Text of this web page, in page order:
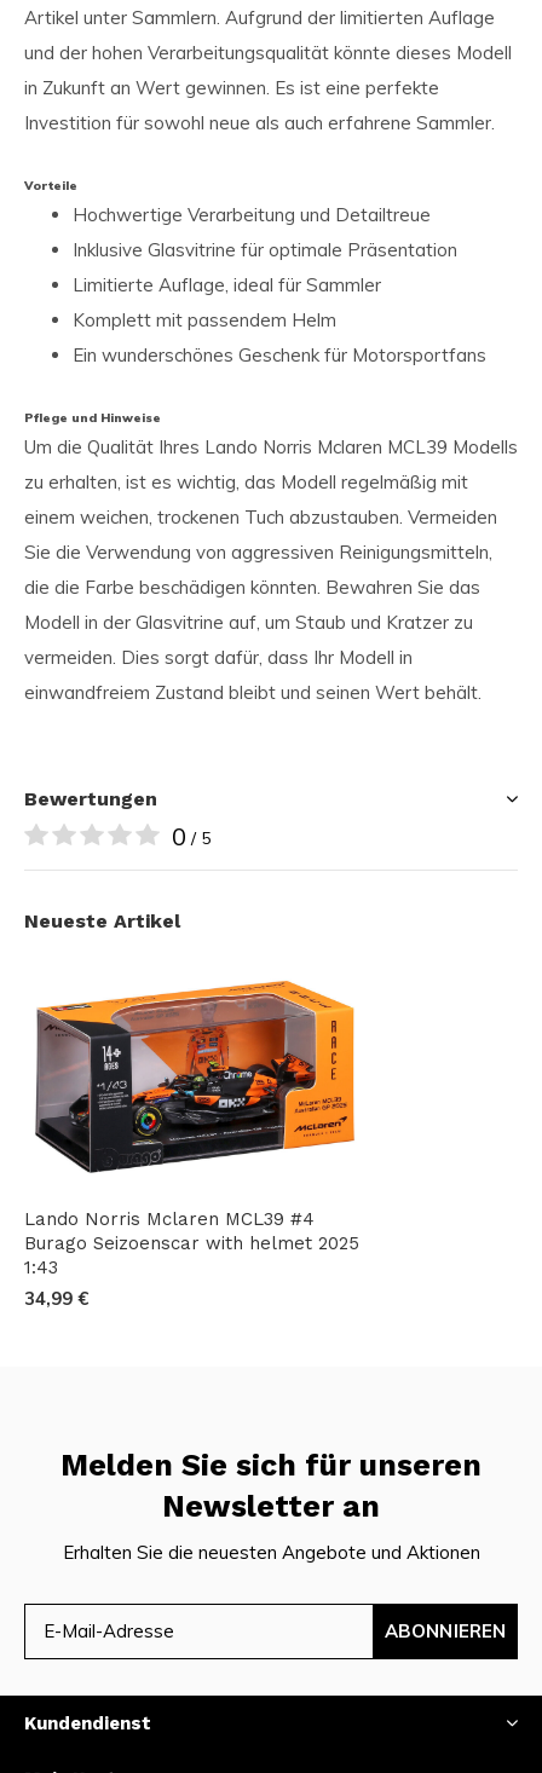
Artikel unter Sammlern. Aufgrund der limitierten Auflage
und der hohen Verarbeitungsqualität könnte dieses Modell
in Zukunft an Wert gewinnen. Es ist eine perfekte
Investition für sowohl neue als auch erfahrene Sammler.
Vorteile
Hochwertige Verarbeitung und Detailtreue
Inklusive Glasvitrine für optimale Präsentation
Limitierte Auflage, ideal für Sammler
Komplett mit passendem Helm
Ein wunderschönes Geschenk für Motorsportfans
Pflege und Hinweise
Um die Qualität Ihres Lando Norris Mclaren MCL39 Modells
zu erhalten, ist es wichtig, das Modell regelmäßig mit
einem weichen, trockenen Tuch abzustauben. Vermeiden
Sie die Verwendung von aggressiven Reinigungsmitteln,
die die Farbe beschädigen könnten. Bewahren Sie das
Modell in der Glasvitrine auf, um Staub und Kratzer zu
vermeiden. Dies sorgt dafür, dass Ihr Modell in
einwandfreiem Zustand bleibt und seinen Wert behält.
Bewertungen
0 / 5
Neueste Artikel
Lando Norris Mclaren MCL39 #4
Burago Seizoenscar with helmet 2025
1:43
34,99 €
Melden Sie sich für unseren
Newsletter an
Erhalten Sie die neuesten Angebote und Aktionen
ABONNIEREN
Kundendienst